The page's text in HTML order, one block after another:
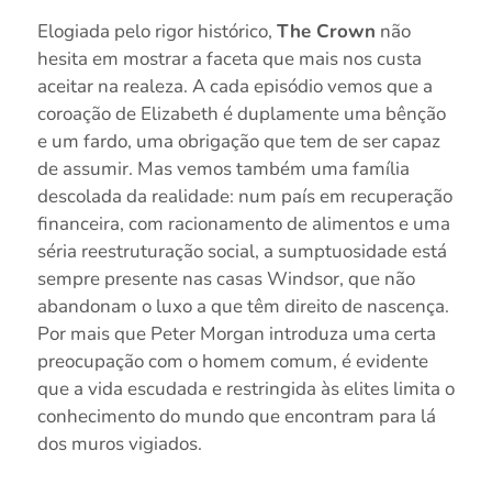
Elogiada pelo rigor histórico, The Crown não
hesita em mostrar a faceta que mais nos custa
aceitar na realeza. A cada episódio vemos que a
coroação de Elizabeth é duplamente uma bênção
e um fardo, uma obrigação que tem de ser capaz
de assumir. Mas vemos também uma família
descolada da realidade: num país em recuperação
financeira, com racionamento de alimentos e uma
séria reestruturação social, a sumptuosidade está
sempre presente nas casas Windsor, que não
abandonam o luxo a que têm direito de nascença.
Por mais que Peter Morgan introduza uma certa
preocupação com o homem comum, é evidente
que a vida escudada e restringida às elites limita o
conhecimento do mundo que encontram para lá
dos muros vigiados.